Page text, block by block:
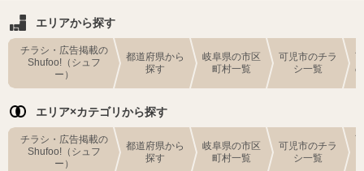
エリアから探す
チラシ・広告掲載の
Shufoo!（シュフ
ー）
都道府県から
探す
岐阜県の市区
町村一覧
可児市のチラ
シ一覧
エリア×カテゴリから探す
チラシ・広告掲載の
Shufoo!（シュフ
ー）
都道府県から
探す
岐阜県の市区
町村一覧
可児市のチラ
シ一覧